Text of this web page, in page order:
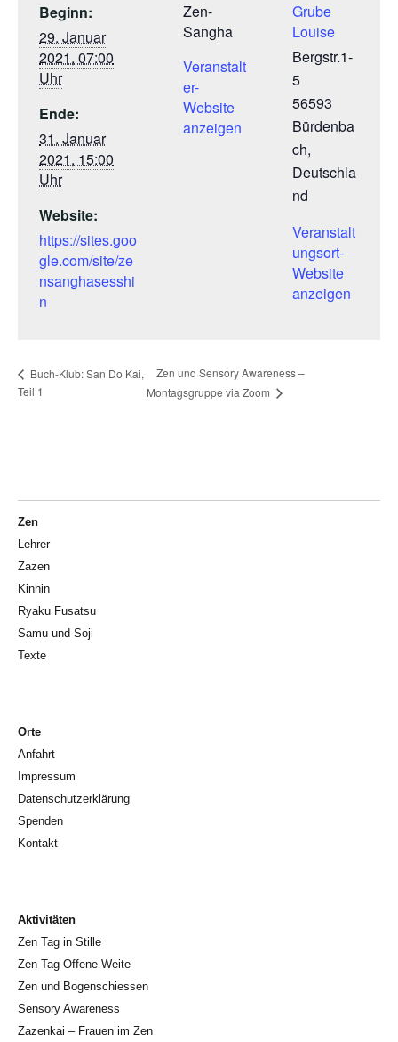
Beginn:
29. Januar
2021, 07:00
Uhr
Ende:
31. Januar
2021, 15:00
Uhr
Website:
https://sites.goo
gle.com/site/ze
nsanghasesshi
n
Grube
Louise
Bergstr.1-
5
56593
Bürdenba
ch,
Deutschla
nd
Veranstalt
ungsort-
Website
anzeigen
Zen-
Sangha
Veranstalt
er-
Website
anzeigen
Buch-Klub: San Do Kai,
Teil 1
Zen und Sensory Awareness –
Montagsgruppe via Zoom
Zen
Lehrer
Zazen
Kinhin
Ryaku Fusatsu
Samu und Soji
Texte
Orte
Anfahrt
Impressum
Datenschutzerklärung
Spenden
Kontakt
Aktivitäten
Zen Tag in Stille
Zen Tag Offene Weite
Zen und Bogenschiessen
Sensory Awareness
Zazenkai – Frauen im Zen